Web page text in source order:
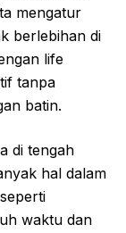
mengatur
berlebihan di
life
tanpa
batin.
di tengah
hal dalam
waktu dan